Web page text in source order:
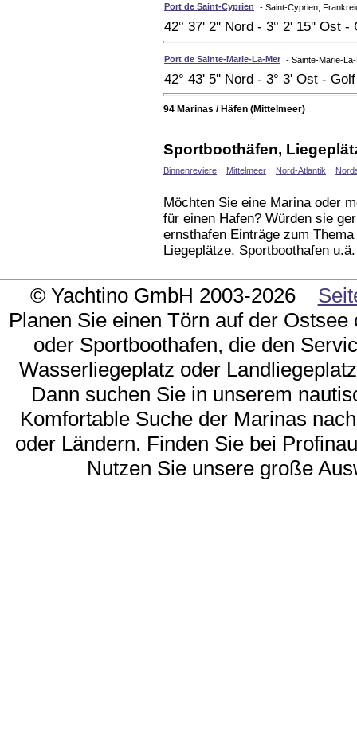
Port de Saint-Cyprien - Saint-Cyprien,
42° 37' 2'' Nord - 3° 2' 15'' Ost
Port de Sainte-Marie-La-Mer - Sainte-Marie-
42° 43' 5'' Nord - 3° 3' Ost -
94 Marinas / Häfen (Mittelmeer)
Sportboothäfen,
Binnenreviere Mittelmeer Nord-Atlantik
Möchten Sie eine Marina oder
für einen Hafen? Würden sie
ernsthafen Einträge zum
Liegeplätze, Sportboothafen
© Yachtino GmbH 2003-2026
Planen Sie einen Törn auf der
oder Sportboothafen, die den
Wasserliegeplatz oder
Dann suchen Sie in unserem
Komfortable Suche der Marinas
oder Ländern. Finden Sie bei
Nutzen Sie unsere große